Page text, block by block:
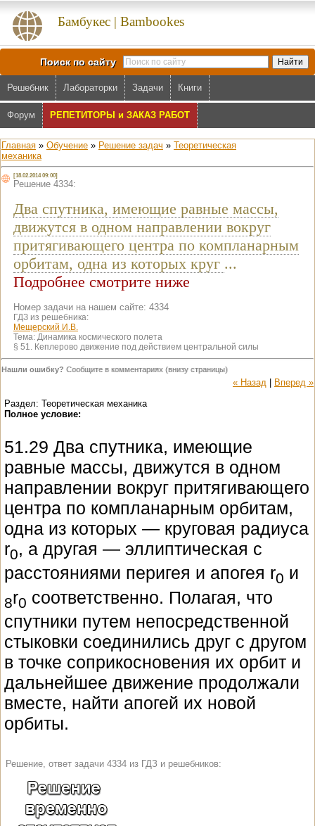
Бамбукес | Bambookes
Поиск по сайту
Решебник Лабораторки Задачи Книги
Форум РЕПЕТИТОРЫ и ЗАКАЗ РАБОТ
Главная » Обучение » Решение задач » Теоретическая
механика
[18.02.2014 09:00]
Решение 4334:
Два спутника, имеющие равные массы,
движутся в одном направлении вокруг
притягивающего центра по компланарным
орбитам, одна из которых круг ...
Подробнее смотрите ниже
Номер задачи на нашем сайте: 4334
ГДЗ из решебника:
Мещерский И.В.
Тема: Динамика космического полета
§ 51. Кеплерово движение под действием центральной силы
Нашли ошибку? Сообщите в комментариях (внизу страницы)
« Назад
Вперед »
Раздел: Теоретическая механика
Полное условие:
51.29 Два спутника, имеющие
равные массы, движутся в одном
направлении вокруг притягивающего
центра по компланарным орбитам,
одна из которых — круговая радиуса
r0, а другая — эллиптическая с
расстояниями перигея и апогея r0 и
8r0 соответственно. Полагая, что
спутники путем непосредственной
стыковки соединились друг с другом
в точке соприкосновения их орбит и
дальнейшее движение продолжали
вместе, найти апогей их новой
орбиты.
Решение, ответ задачи 4334 из ГДЗ и решебников: